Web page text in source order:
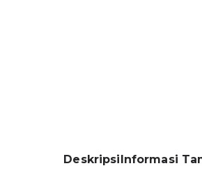
Deskripsi Informasi